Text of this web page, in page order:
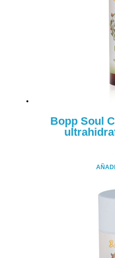
Bopp Soul